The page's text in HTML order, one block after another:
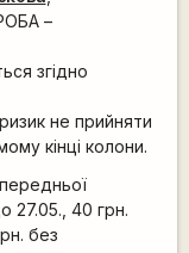
–
згідно
не прийняти
кінці колони.
27.05., 40 грн.
без